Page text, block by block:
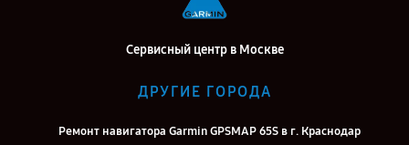
Сервисный центр в Москве
ДРУГИЕ ГОРОДА
Ремонт навигатора Garmin GPSMAP 65S в г. Краснодар